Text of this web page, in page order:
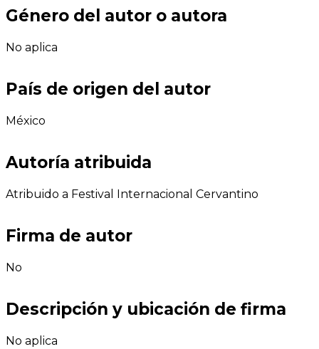
Género del autor o autora
No aplica
País de origen del autor
México
Autoría atribuida
Atribuido a Festival Internacional Cervantino
Firma de autor
No
Descripción y ubicación de firma
No aplica